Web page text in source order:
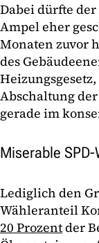
Dabei dürfte
Ampel eher
Monaten zuvor
des
Abschaltung
gerade im
Miserable
Lediglich den
Wähleranteil
20 Prozentder